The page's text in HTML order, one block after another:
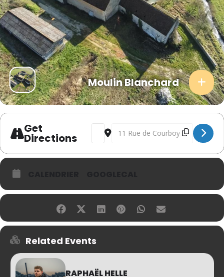
Moulin Blanchard
Get
Directions
Address - La Diagonale du Plein
Destination Address - La
Related Events
RAPHAËL HELLE